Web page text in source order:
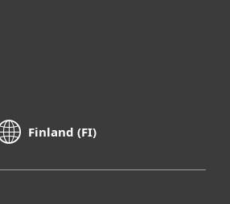
Finland (FI)